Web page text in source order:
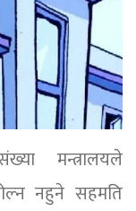
मन्त्रालयले
नहुने सहमति